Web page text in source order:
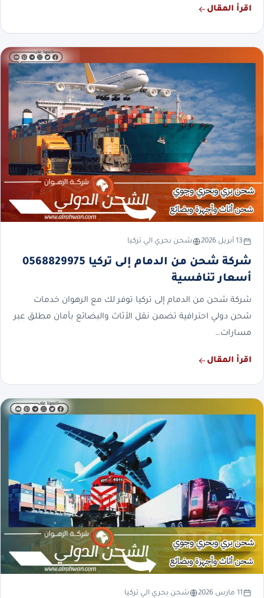
اقرأ المقال
13 أبريل 2026 شحن بحري الي تركيا
شركة شحن من الدمام إلى تركيا 0568829975
أسعار تنافسية
شركة شحن من الدمام إلى تركيا توفر لك مع الرهوان خدمات
شحن دولي احترافية تضمن نقل الأثاث والبضائع بأمان مطلق عبر
مسارات…
اقرأ المقال
11 مارس 2026 شحن بحري الي تركيا